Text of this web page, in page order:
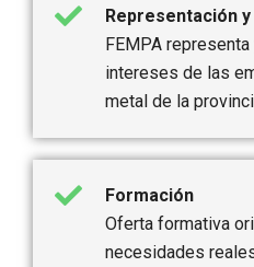
Representación
FEMPA
intereses de las
metal de la
Formación
Oferta formativa
necesidades